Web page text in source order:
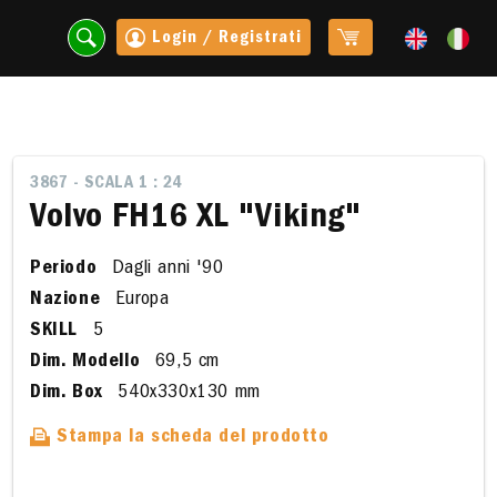
Login / Registrati
3867 - SCALA 1 : 24
Volvo FH16 XL "Viking"
Periodo
Dagli anni '90
Nazione
Europa
SKILL
5
Dim. Modello
69,5 cm
Dim. Box
540x330x130 mm
Stampa la scheda del prodotto